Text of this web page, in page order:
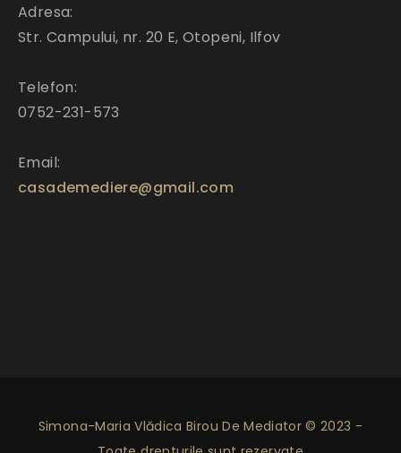
Adresa:
Str. Campului, nr. 20 E, Otopeni, Ilfov
Telefon:
0752-231-573
Email:
casademediere@gmail.com
Simona-Maria Vlădica Birou De Mediator © 2023 -